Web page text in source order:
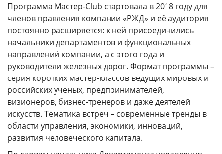
Сообщество внутренних тренеров
Контакты
Мясницкая
Владивосток
Программа Мастер-Club стартовала в 2018 году для
членов правления компании «РЖД» и её аудитория
постоянно расширяется: к ней присоединились
начальники департаментов и функциональных
направлений компании, а с этого года и
руководители железных дорог. Формат программы –
серия коротких мастер-классов ведущих мировых и
российских ученых, предпринимателей,
визионеров, бизнес-тренеров и даже деятелей
искусств. Тематика встреч – современные тренды в
области управления, экономики, инноваций,
развития человеческого капитала.